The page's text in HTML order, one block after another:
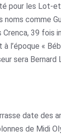
pour les Lot-
noms comme
39 fois
l’époque «
sera Bernard
date des
de Midi